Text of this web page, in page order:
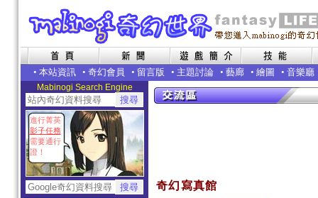
• 本站資訊 • 奇幻會員 • 留言版 • 主題討論 • 藝廊 • 繪圖 • 音樂廳
Mabinogi Search Engine
進行菁英
影子任務
需要通行
證！
奇幻寫真館